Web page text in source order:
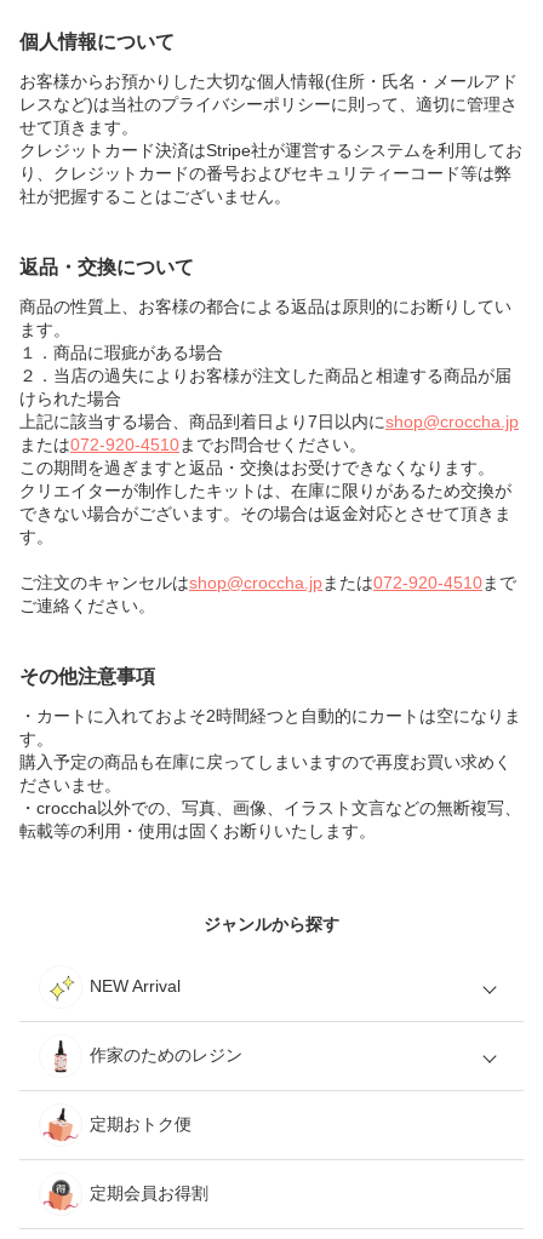
個人情報について
お客様からお預かりした大切な個人情報(住所・氏名・メールアド
レスなど)は当社のプライバシーポリシーに則って、適切に管理さ
せて頂きます。
クレジットカード決済はStripe社が運営するシステムを利用してお
り、クレジットカードの番号およびセキュリティーコード等は弊
社が把握することはございません。
返品・交換について
商品の性質上、お客様の都合による返品は原則的にお断りしてい
ます。
１．商品に瑕疵がある場合
２．当店の過失によりお客様が注文した商品と相違する商品が届
けられた場合
上記に該当する場合、商品到着日より7日以内にshop@croccha.jp
または072-920-4510までお問合せください。
この期間を過ぎますと返品・交換はお受けできなくなります。
クリエイターが制作したキットは、在庫に限りがあるため交換が
できない場合がございます。その場合は返金対応とさせて頂きま
す。
ご注文のキャンセルはshop@croccha.jpまたは072-920-4510まで
ご連絡ください。
その他注意事項
・カートに入れておよそ2時間経つと自動的にカートは空になりま
す。
購入予定の商品も在庫に戻ってしまいますので再度お買い求めく
ださいませ。
・croccha以外での、写真、画像、イラスト文言などの無断複写、
転載等の利用・使用は固くお断りいたします。
ジャンルから探す
NEW Arrival
作家のためのレジン
定期おトク便
定期会員お得割